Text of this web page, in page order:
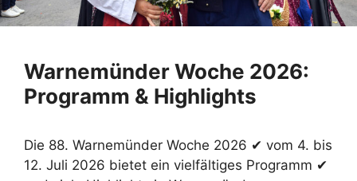
Warnemünder Woche 2026:
Programm & Highlights
Die 88. Warnemünder Woche 2026 ✔ vom 4. bis
12. Juli 2026 bietet ein vielfältiges Programm ✔